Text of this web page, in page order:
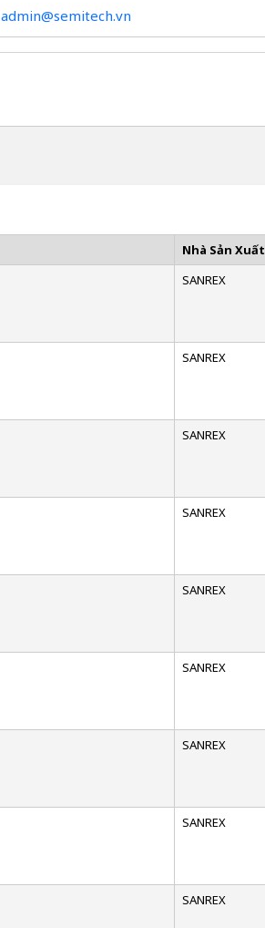
admin@semitech.vn
Nhà Sản Xuất
SANREX
SANREX
SANREX
SANREX
SANREX
SANREX
SANREX
SANREX
SANREX